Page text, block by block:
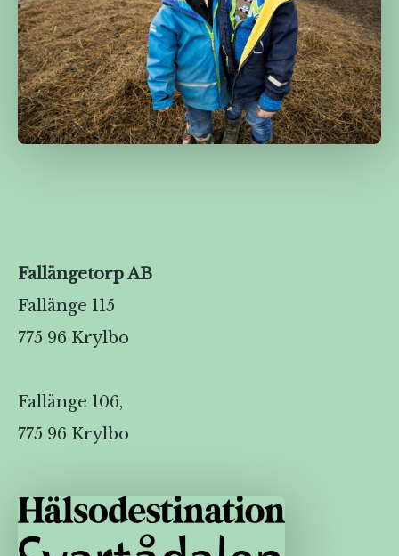
Fallängetorp AB
Fallänge 115
775 96 Krylbo
Fallänge 106,
775 96 Krylbo